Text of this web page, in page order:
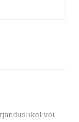
või